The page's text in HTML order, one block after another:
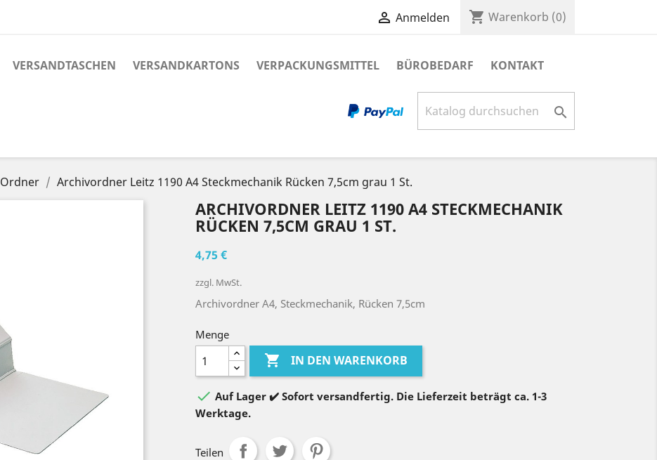
 Anmelden shopping_cart Warenkorb (0)
VERSANDTASCHEN VERSANDKARTONS VERPACKUNGSMITTEL BÜROBEDARF KONTAKT

Ordner Archivordner Leitz 1190 A4 Steckmechanik Rücken 7,5cm grau 1 St.
ARCHIVORDNER LEITZ 1190 A4 STECKMECHANIK
RÜCKEN 7,5CM GRAU 1 ST.
4,75 €
zzgl. MwSt.
Archivordner A4, Steckmechanik, Rücken 7,5cm
Menge
 IN DEN WARENKORB
 Auf Lager ✔️ Sofort versandfertig. Die Lieferzeit beträgt ca. 1-3
Werktage.
Teilen